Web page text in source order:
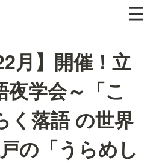
月】開催！立
夜学会～「こ
く落語 の世界
の「うらめし